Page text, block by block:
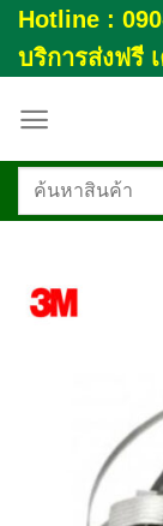
Skip
to
content
Hotline :
บริการส่งฟรี
ค้นหา: